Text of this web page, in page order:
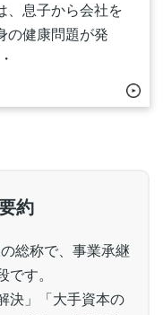
、息子から会社を
の健康問題が発
約
総称で、事業承継
です。
決」「大手資本の